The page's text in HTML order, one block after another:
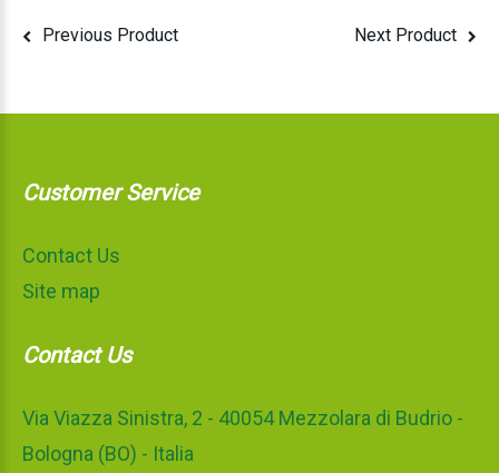
Previous Product Next Product
Customer Service
Contact Us
Site map
Contact Us
Via Viazza Sinistra, 2 - 40054 Mezzolara di Budrio -
Bologna (BO) - Italia